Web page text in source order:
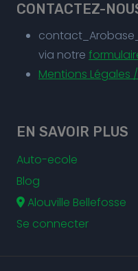
CONTACTEZ-
via notre
Mentions Légales /
EN SAVOIR PLUS
Auto-ecole
Blog
Alouville Bellefosse
Se connecter